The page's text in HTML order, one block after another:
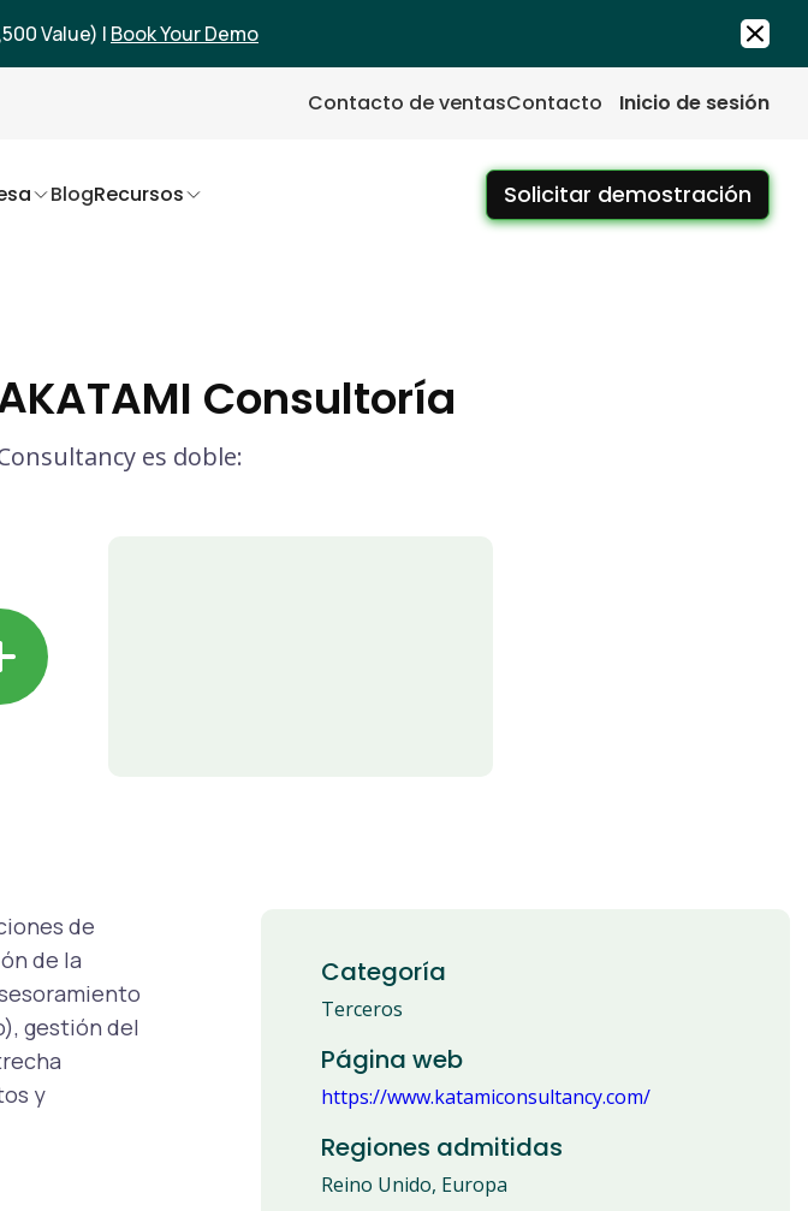
Value) | Book Your Demo
Contacto de ventasContacto Inicio de sesión
BlogRecursos Solicitar demostración
KATAMI Consultoría
es doble:
de
de la
gestión del
y
Categoría
Terceros
Página web
https://www.katamiconsultancy.com/
Regiones admitidas
Reino Unido, Europa